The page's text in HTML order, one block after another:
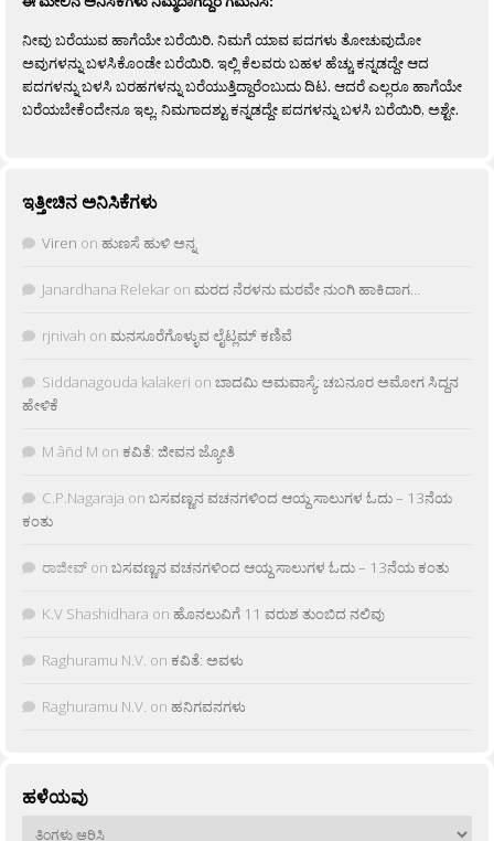
ನೀವು ಬರೆಯುವ ಹಾಗೆಯೇ ಬರೆಯಿರಿ. ನಿಮಗೆ ಯಾವ ಪದಗಳು ತೋಚುವುದೋ
ಅವುಗಳನ್ನು ಬಳಸಿಕೊಂಡೇ ಬರೆಯಿರಿ. ಇಲ್ಲಿ ಕೆಲವರು ಬಹಳ ಹೆಚ್ಚು ಕನ್ನಡದ್ದೇ ಆದ
ಪದಗಳನ್ನು ಬಳಸಿ ಬರಹಗಳನ್ನು ಬರೆಯುತ್ತಿದ್ದಾರೆಂಬುದು ದಿಟ. ಆದರೆ ಎಲ್ಲರೂ ಹಾಗೆಯೇ
ಬರೆಯಬೇಕೆಂದೇನೂ ಇಲ್ಲ. ನಿಮಗಾದಶ್ಟು ಕನ್ನಡದ್ದೇ ಪದಗಳನ್ನು ಬಳಸಿ ಬರೆಯಿರಿ, ಅಶ್ಟೇ.
ಇತ್ತೀಚಿನ ಅನಿಸಿಕೆಗಳು
Viren on ಹುಣಸೆ ಹುಳಿ ಅನ್ನ
Janardhana Relekar on ಮರದ ನೆರಳನು ಮರವೇ ನುಂಗಿ ಹಾಕಿದಾಗ…
rjnivah on ಮನಸೂರೆಗೊಳ್ಳುವ ಲೈಟ್ಲಮ್ ಕಣಿವೆ
Siddanagouda kalakeri on ಬಾದಮಿ ಅಮವಾಸ್ಯೆ: ಚಬನೂರ ಅಮೋಗ ಸಿದ್ದನ
ಹೇಳಿಕೆ
M âñd M on ಕವಿತೆ: ಜೀವನ ಜ್ಯೋತಿ
C.P.Nagaraja on ಬಸವಣ್ಣನ ವಚನಗಳಿಂದ ಆಯ್ದ ಸಾಲುಗಳ ಓದು – 13ನೆಯ
ಕಂತು
ರಾಜೀವ್ on ಬಸವಣ್ಣನ ವಚನಗಳಿಂದ ಆಯ್ದ ಸಾಲುಗಳ ಓದು – 13ನೆಯ ಕಂತು
K.V Shashidhara on ಹೊನಲುವಿಗೆ 11 ವರುಶ ತುಂಬಿದ ನಲಿವು
Raghuramu N.V. on ಕವಿತೆ: ಅವಳು
Raghuramu N.V. on ಹನಿಗವನಗಳು
ಹಳೆಯವು
ಹಳೆಯವು